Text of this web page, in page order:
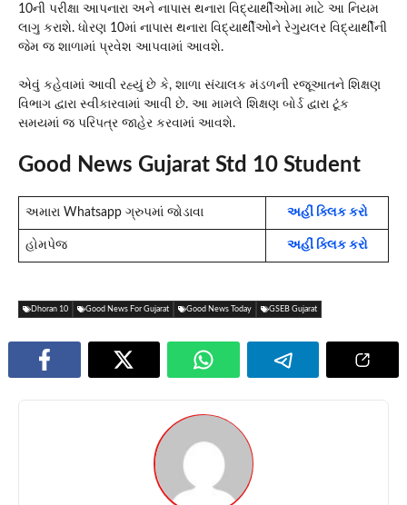
10ની પરીક્ષા આપનારા અને નાપાસ થનારા વિદ્યાર્થીઓમા માટે આ નિયમ
લાગુ કરાશે. ધોરણ 10માં નાપાસ થનારા વિદ્યાર્થીઓને રેગુયલર વિદ્યાર્થીની
જેમ જ શાળામાં પ્રવેશ આપવામાં આવશે.
એવું કહેવામાં આવી રહ્યું છે કે, શાળા સંચાલક મંડળની રજૂઆતને શિક્ષણ
વિભાગ દ્વારા સ્વીકારવામાં આવી છે. આ મામલે શિક્ષણ બોર્ડ દ્વારા ટૂંક
સમયમાં જ પરિપત્ર જાહેર કરવામાં આવશે.
Good News Gujarat Std 10 Student
અમારા Whatsapp ગ્રુપમાં જોડાવા અહીં ક્લિક કરો
હોમપેજ અહીં ક્લિક કરો
Dhoran 10 Good News For Gujarat Good News Today GSEB Gujarat